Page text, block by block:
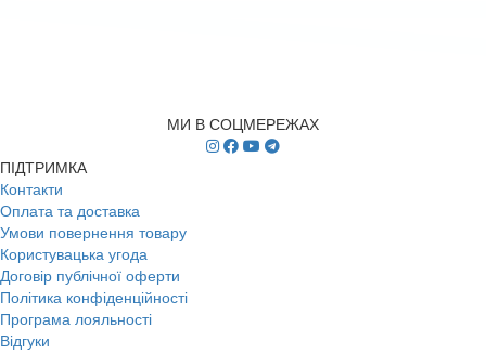
МИ В СОЦМЕРЕЖАХ
ПІДТРИМКА
Контакти
Оплата та доставка
Умови повернення товару
Користувацька угода
Договір публічної оферти
Політика конфіденційності
Програма лояльності
Відгуки